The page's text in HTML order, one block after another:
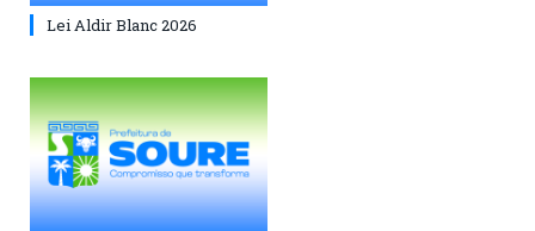
Lei Aldir Blanc 2026